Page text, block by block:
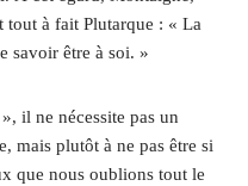
tout à fait Plutarque : « La
savoir être à soi. »
il ne nécessite pas un
mais plutôt à ne pas être si
que nous oublions tout le